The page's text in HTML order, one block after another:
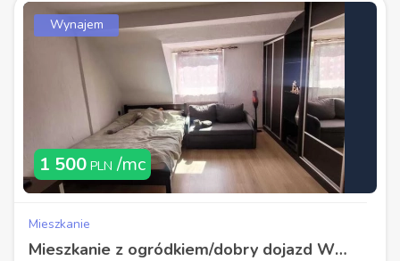
Wynajem
1 500 PLN /mc
Mieszkanie
Mieszkanie z ogródkiem/dobry dojazd WSSE